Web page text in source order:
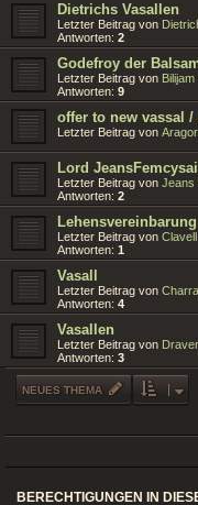
Dietrichs Vasallen
Letzter Beitrag von
Antworten: 2
Godefroy der
Letzter Beitrag von Bilijam
Antworten: 9
offer to new vassal /
Letzter Beitrag von
Lord
Letzter Beitrag von Jeans
Antworten: 2
Letzter Beitrag von Clavell
Antworten: 1
Vasall
Letzter Beitrag von
Antworten: 4
Vasallen
Letzter Beitrag von
Antworten: 3
NEUES THEMA
BERECHTIGUNGEN IN